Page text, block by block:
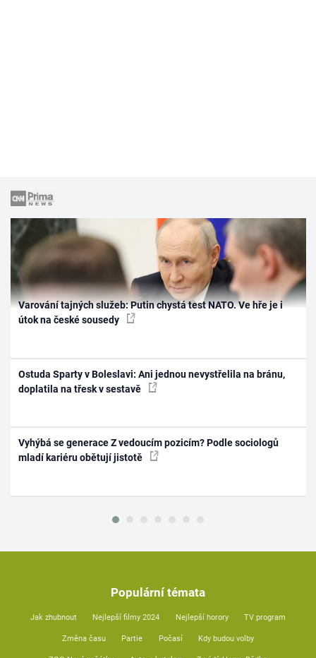
Varování tajných služeb: Putin chystá test NATO. Ve hře je i
útok na české sousedy
Ostuda Sparty v Boleslavi: Ani jednou nevystřelila na bránu,
doplatila na třesk v sestavě
Vyhýbá se generace Z vedoucím pozicím? Podle sociologů
mladí kariéru obětují jistotě
Populární témata
Jak zhubnout Nejlepší filmy 2024 Nejlepší horory TV program
Změna času Partie Počasí Kdy budou volby